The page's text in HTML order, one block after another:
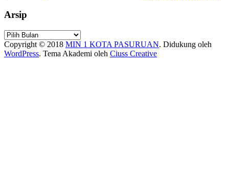
Arsip
Arsip
Copyright © 2018 MIN 1 KOTA PASURUAN. Didukung oleh
WordPress. Tema Akademi oleh Ciuss Creative